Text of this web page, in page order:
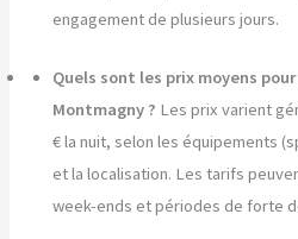
engagement de plusieurs jours.
Quels sont les prix moyens
Montmagny ? Les prix varient
€ la nuit, selon les équipements
et la localisation. Les tarifs
week-ends et périodes de forte